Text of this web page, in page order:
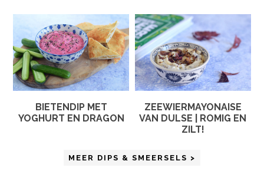
BIETENDIP MET
YOGHURT EN DRAGON
ZEEWIERMAYONAISE
VAN DULSE | ROMIG EN
ZILT!
MEER DIPS & SMEERSELS >